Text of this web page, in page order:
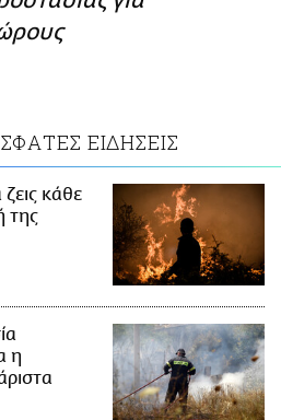
ΕΙΔΗΣΕΙΣ
ζεις κάθε
της
η